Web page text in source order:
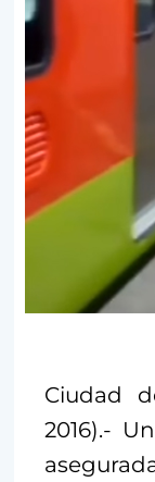
Ciudad
2016).-